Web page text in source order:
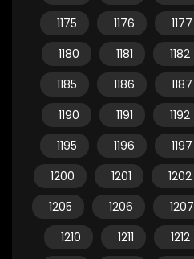
1175
1176 1177
1180
1181 1182
1185
1186 1187
1190
1191 1192
1195
1196 1197
1200
1201 1202
1205
1206 1207
1210
1211 1212